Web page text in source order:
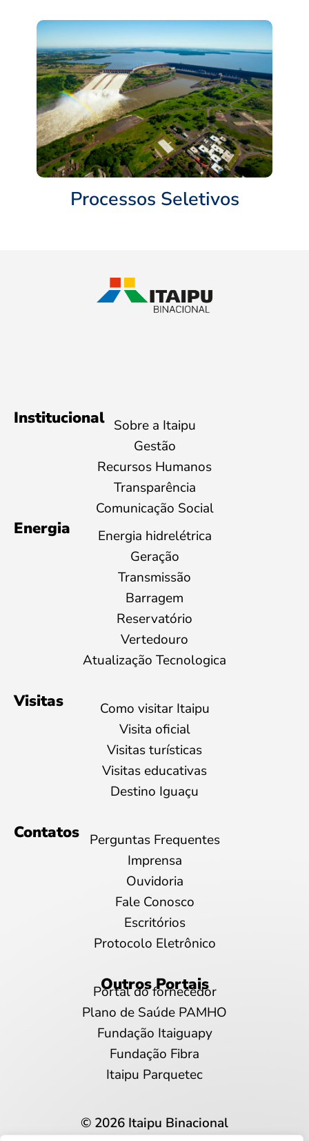
Processos Seletivos
Institucional Sobre a Itaipu
Gestão
Recursos Humanos
Transparência
Comunicação Social
Energia
Energia hidrelétrica
Geração
Transmissão
Barragem
Reservatório
Vertedouro
Atualização Tecnologica
Visitas
Como visitar Itaipu
Visita oficial
Visitas turísticas
Visitas educativas
Destino Iguaçu
Contatos
Perguntas Frequentes
Imprensa
Ouvidoria
Fale Conosco
Escritórios
Protocolo Eletrônico
Outros Portais
Portal do fornecedor
Plano de Saúde PAMHO
Fundação Itaiguapy
Fundação Fibra
Itaipu Parquetec
© 2026 Itaipu Binacional